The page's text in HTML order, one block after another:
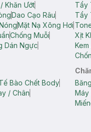
Khăn Ướt
Dao Cạo Râu
Mặt Nạ Xông Hơi
Chống Muỗi
Dán Ngực
Tẩy
Tẩy
Xịt
Bào Chết Body
/ Chân
Máy